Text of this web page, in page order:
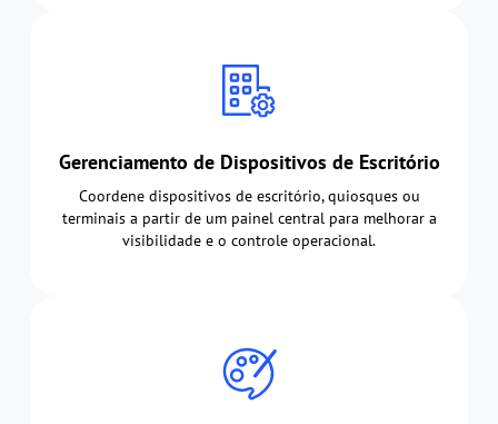
Gerenciamento de Dispositivos de Escritório
Coordene dispositivos de escritório, quiosques ou
terminais a partir de um painel central para melhorar a
visibilidade e o controle operacional.